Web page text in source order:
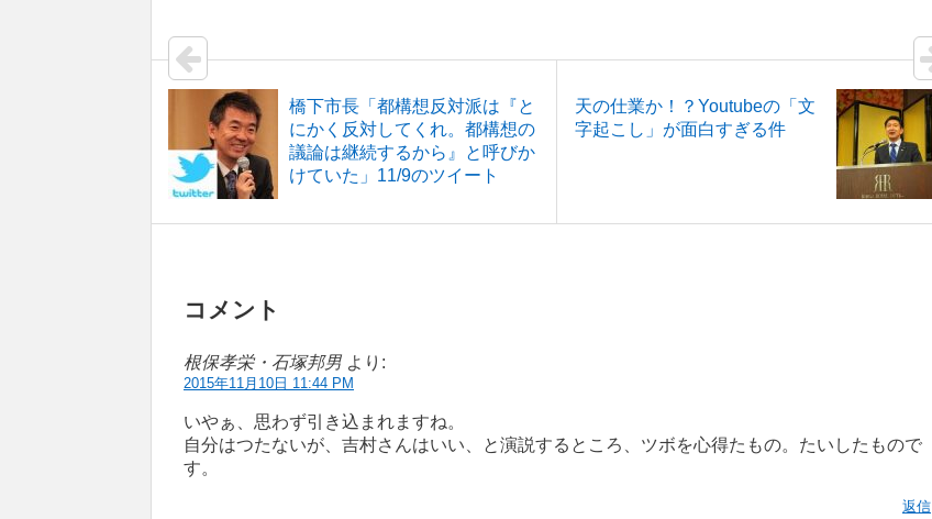
橋下市長「都構想反対派は『と
にかく反対してくれ。都構想の
議論は継続するから』と呼びか
けていた」11/9のツイート
天の仕業か！？Youtubeの「文
字起こし」が面白すぎる件
コメント
根保孝栄・石塚邦男 より:
2015年11月10日 11:44 PM
いやぁ、思わず引き込まれますね。
自分はつたないが、吉村さんはいい、と演説するところ、ツボを心得たもの。たいしたもので
す。
返信